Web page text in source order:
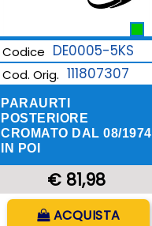
Codice DE0005-5KS
Cod. Orig. 111807307
PARAURTI
POSTERIORE
CROMATO DAL 08/1974
IN POI
€ 81,98
Quantità
ACQUISTA